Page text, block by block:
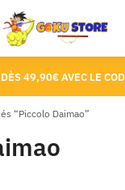
49,90€ AVEC LE
“Piccolo Daimao”